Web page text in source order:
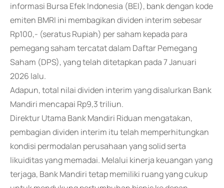
informasi Bursa Efek Indonesia (BEI), bank dengan kode
emiten BMRI ini membagikan dividen interim sebesar
Rp100,- (seratus Rupiah) per saham kepada para
pemegang saham tercatat dalam Daftar Pemegang
Saham (DPS), yang telah ditetapkan pada 7 Januari
2026 lalu.
Adapun, total nilai dividen interim yang disalurkan Bank
Mandiri mencapai Rp9,3 triliun.
Direktur Utama Bank Mandiri Riduan mengatakan,
pembagian dividen interim itu telah memperhitungkan
kondisi permodalan perusahaan yang solid serta
likuiditas yang memadai. Melalui kinerja keuangan yang
terjaga, Bank Mandiri tetap memiliki ruang yang cukup